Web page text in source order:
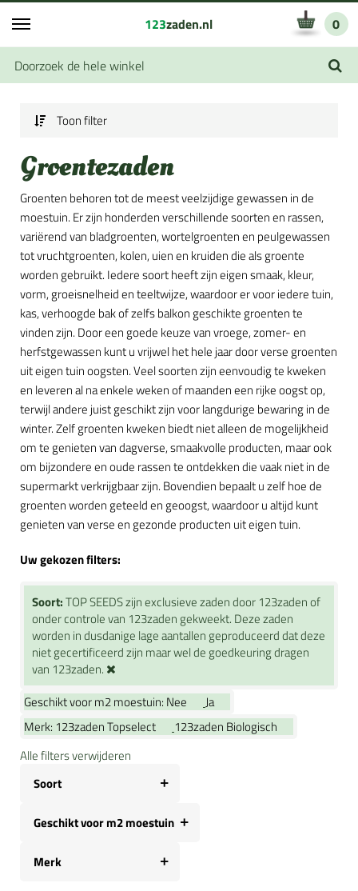
123zaden.nl 0
Toon filter
Groentezaden
Groenten behoren tot de meest veelzijdige gewassen in de
moestuin. Er zijn honderden verschillende soorten en rassen,
variërend van bladgroenten, wortelgroenten en peulgewassen
tot vruchtgroenten, kolen, uien en kruiden die als groente
worden gebruikt. Iedere soort heeft zijn eigen smaak, kleur,
vorm, groeisnelheid en teeltwijze, waardoor er voor iedere tuin,
kas, verhoogde bak of zelfs balkon geschikte groenten te
vinden zijn. Door een goede keuze van vroege, zomer- en
herfstgewassen kunt u vrijwel het hele jaar door verse groenten
uit eigen tuin oogsten. Veel soorten zijn eenvoudig te kweken
en leveren al na enkele weken of maanden een rijke oogst op,
terwijl andere juist geschikt zijn voor langdurige bewaring in de
winter. Zelf groenten kweken biedt niet alleen de mogelijkheid
om te genieten van dagverse, smaakvolle producten, maar ook
om bijzondere en oude rassen te ontdekken die vaak niet in de
supermarkt verkrijgbaar zijn. Bovendien bepaalt u zelf hoe de
groenten worden geteeld en geoogst, waardoor u altijd kunt
genieten van verse en gezonde producten uit eigen tuin.
Uw gekozen filters:
Soort:TOP SEEDS zijn exclusieve zaden door 123zaden of
onder controle van 123zaden gekweekt. Deze zaden
worden in dusdanige lage aantallen geproduceerd dat deze
niet gecertificeerd zijn maar wel de goedkeuring dragen
van 123zaden.
Geschikt voor m2 moestuin: Nee
Ja
Merk: 123zaden Topselect
123zaden Biologisch
Alle filters verwijderen
Soort
Geschikt voor m2 moestuin
Merk